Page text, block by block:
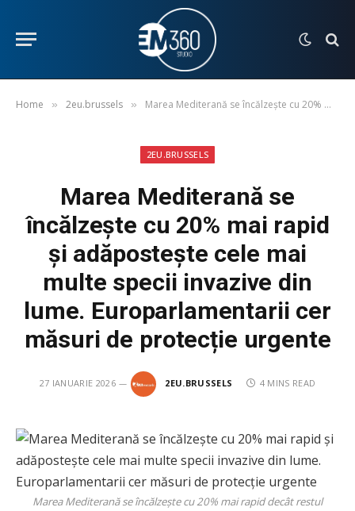
Home » 2eu.brussels » Marea Mediterană se încălzește cu 20% mai rapid și adăpostește cele mai multe specii invazive din lume. Europarlamentarii cer măsuri de protecție urgente
2EU.BRUSSELS
Marea Mediterană se
încălzește cu 20% mai rapid
și adăpostește cele mai
multe specii invazive din
lume. Europarlamentarii cer
măsuri de protecție urgente
27 IANUARIE 2026 2EU.BRUSSELS 4 MINS READ
Marea Mediterană se încălzește cu 20% mai rapid decât restul